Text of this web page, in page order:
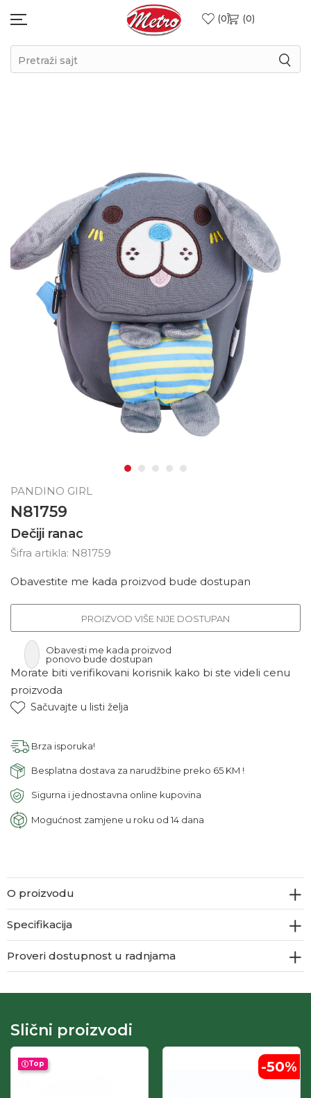
0 0
Pretraži sajt
PANDINO GIRL
N81759
Dečiji ranac
Šifra artikla: N81759
Obavestite me kada proizvod bude dostupan
PROIZVOD VIŠE NIJE DOSTUPAN
Obavesti me kada proizvod
ponovo bude dostupan
Morate biti verifikovani korisnik kako bi ste videli cenu
proizvoda
Sačuvajte u listi želja
Brza isporuka!
Besplatna dostava za narudžbine preko 65 KM !
Sigurna i jednostavna online kupovina
Mogućnost zamjene u roku od 14 dana
O proizvodu
Specifikacija
Proveri dostupnost u radnjama
Slični proizvodi
Top -50%